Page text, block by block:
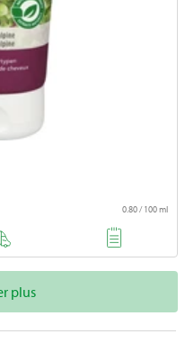
0.80 / 100 ml
plus